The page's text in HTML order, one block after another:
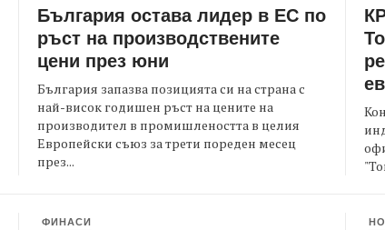
България остава лидер в ЕС по
ръст на производствените
цени през юни
България запазва позицията си на страна с
най-висок годишен ръст на цените на
производител в промишлеността в целия
Европейски съюз за трети пореден месец
през...
ФИНАСИ